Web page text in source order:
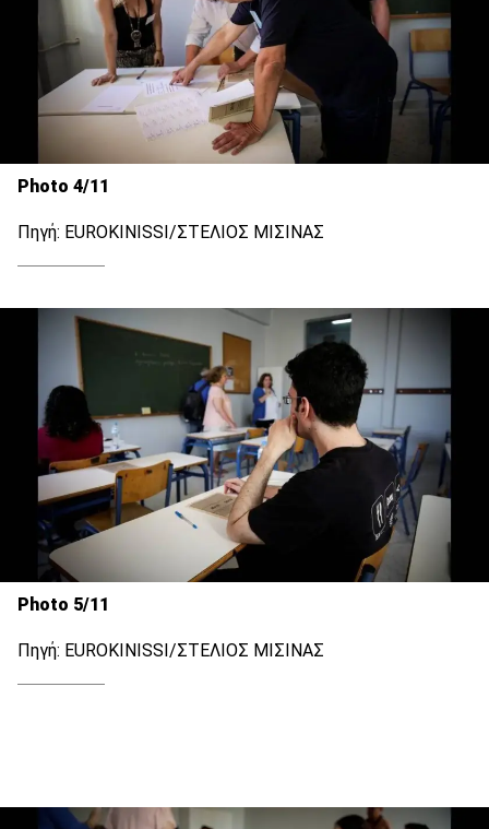
Photo 4/11
Πηγή: EUROKINISSI/ΣΤΕΛΙΟΣ ΜΙΣΙΝΑΣ
Photo 5/11
Πηγή: EUROKINISSI/ΣΤΕΛΙΟΣ ΜΙΣΙΝΑΣ